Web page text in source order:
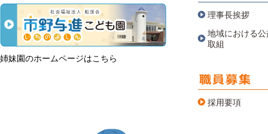
姉妹園のホームページはこちら
理事長挨拶
地域における
取組
採用要項